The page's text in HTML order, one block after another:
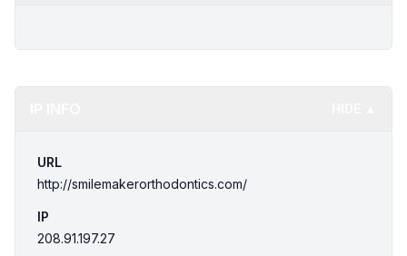
URL
http://smilemakerorthodontics.com/
IP
208.91.197.27